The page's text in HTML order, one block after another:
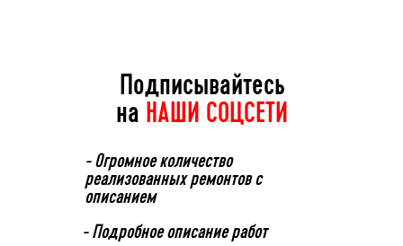
Подписывайтесь
на НАШИ СОЦСЕТИ
⁃ Подробное описание работ
⁃ Огромное количество
реализованных ремонтов с
описанием